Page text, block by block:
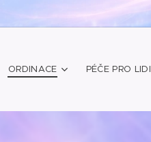
ORDINACE PÉČE PRO LIDI